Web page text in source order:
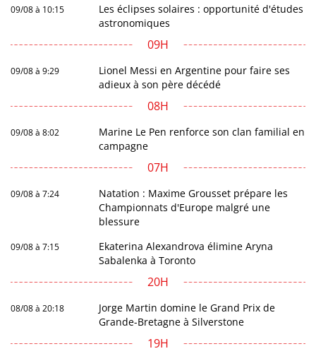
09/08 à 10:15
Les éclipses solaires : opportunité d'études
astronomiques
09H
09/08 à 9:29
Lionel Messi en Argentine pour faire ses
adieux à son père décédé
08H
09/08 à 8:02
Marine Le Pen renforce son clan familial en
campagne
07H
09/08 à 7:24
Natation : Maxime Grousset prépare les
Championnats d'Europe malgré une
blessure
09/08 à 7:15
Ekaterina Alexandrova élimine Aryna
Sabalenka à Toronto
20H
08/08 à 20:18
Jorge Martin domine le Grand Prix de
Grande-Bretagne à Silverstone
19H